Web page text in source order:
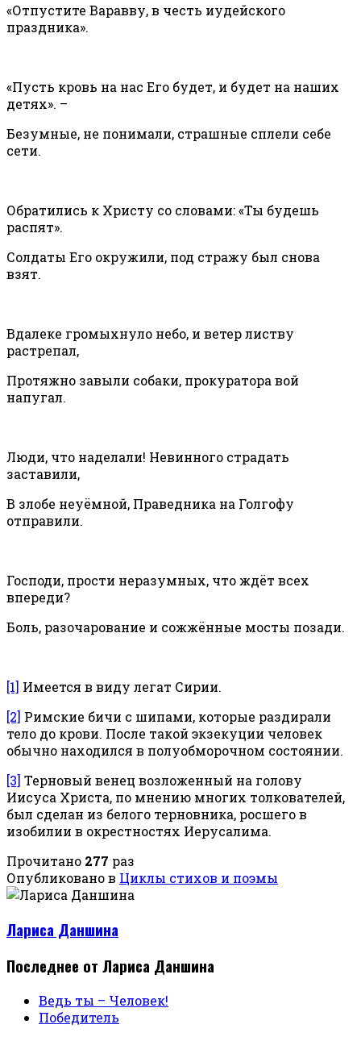
«Отпустите Варавву, в честь иудейского
праздника».
«Пусть кровь на нас Его будет, и будет на наших
детях». –
Безумные, не понимали, страшные сплели себе
сети.
Обратились к Христу со словами: «Ты будешь
распят».
Солдаты Его окружили, под стражу был снова
взят.
Вдалеке громыхнуло небо, и ветер листву
растрепал,
Протяжно завыли собаки, прокуратора вой
напугал.
Люди, что наделали! Невинного страдать
заставили,
В злобе неуёмной, Праведника на Голгофу
отправили.
Господи, прости неразумных, что ждёт всех
впереди?
Боль, разочарование и сожжённые мосты позади.
[1] Имеется в виду легат Сирии.
[2] Римские бичи с шипами, которые раздирали
тело до крови. После такой экзекуции человек
обычно находился в полуобморочном состоянии.
[3] Терновый венец возложенный на голову
Иисуса Христа, по мнению многих толкователей,
был сделан из белого терновника, росшего в
изобилии в окрестностях Иерусалима.
Прочитано 277 раз
Опубликовано в Циклы стихов и поэмы
Лариса Даншина
Последнее от Лариса Даншина
Ведь ты – Человек!
Победитель